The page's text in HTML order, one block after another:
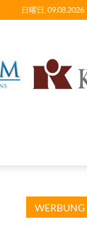
日曜日, 09.08.2026
WERBUNG